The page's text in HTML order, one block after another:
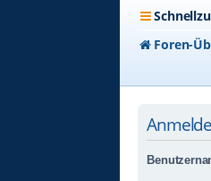
Foren-